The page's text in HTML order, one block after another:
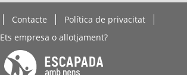
Contacte
Política de privacitat
Ets empresa o allotjament?